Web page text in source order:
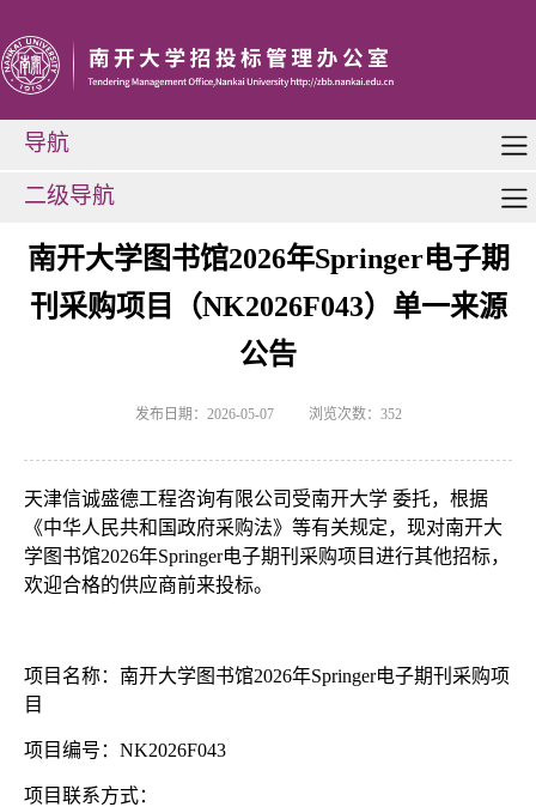
导航
二级导航
南开大学图书馆2026年Springer电子期
刊采购项目（NK2026F043）单一来源
公告
发布日期：2026-05-07 浏览次数： 352
天津信诚盛德工程咨询有限公司受南开大学 委托，根据
《中华人民共和国政府采购法》等有关规定，现对南开大
学图书馆2026年Springer电子期刊采购项目进行其他招标，
欢迎合格的供应商前来投标。
项目名称：南开大学图书馆2026年Springer电子期刊采购项
目
项目编号： NK2026F043
项目联系方式：